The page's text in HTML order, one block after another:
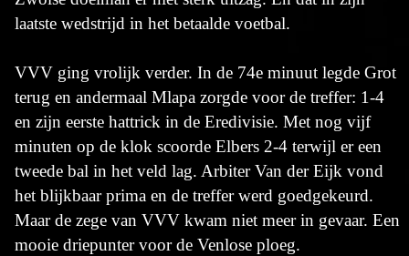
laatste wedstrijd in het betaalde voetbal.
VVV ging vrolijk verder. In de 74e minuut legde Grot
terug en andermaal Mlapa zorgde voor de treffer: 1-4
en zijn eerste hattrick in de Eredivisie. Met nog vijf
minuten op de klok scoorde Elbers 2-4 terwijl er een
tweede bal in het veld lag. Arbiter Van der Eijk vond
het blijkbaar prima en de treffer werd goedgekeurd.
Maar de zege van VVV kwam niet meer in gevaar. Een
mooie driepunter voor de Venlose ploeg.